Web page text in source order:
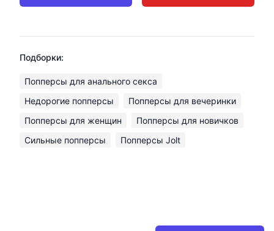
Подборки:
Попперсы для анального секса
Недорогие попперсы
Попперсы для вечеринки
Попперсы для женщин
Попперсы для новичков
Сильные попперсы
Попперсы Jolt